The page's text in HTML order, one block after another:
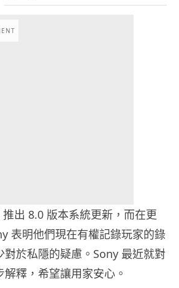
出 8.0 版本系統更新，而在更
表明他們現在有權記錄玩家的錄
對於私隱的疑慮。Sony 最近就對
釋，希望讓用家安心。